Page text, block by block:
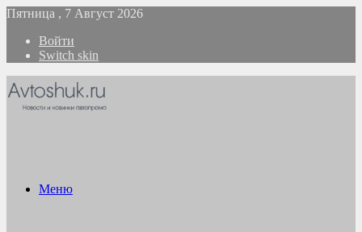
Пятница , 7 Август 2026
Войти
Switch skin
Меню